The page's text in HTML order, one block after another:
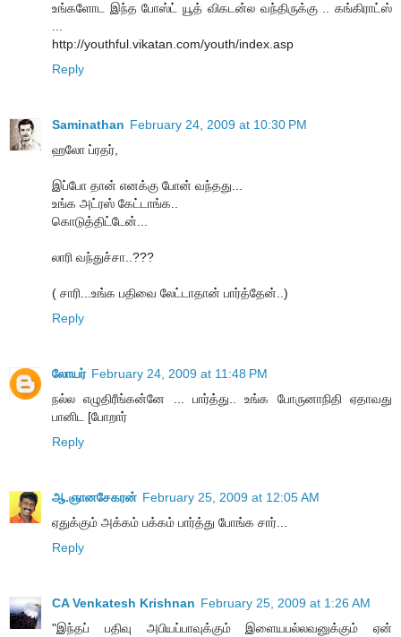
உங்களோட இந்த போஸ்ட் யூத் விகடன்ல வந்திருக்கு .. கங்கிராட்ஸ்
http://youthful.vikatan.com/youth/index.asp
Reply
Saminathan February 24, 2009 at 10:30 PM
ஹலோ ப்ரதர்,
இப்போ தான் எனக்கு போன் வந்தது...
உங்க அட்ரஸ் கேட்டாங்க..
கொடுத்திட்டேன்...
லாரி வந்துச்சா..???
( சாரி...உங்க பதிவை லேட்டாதான் பார்த்தேன்..)
Reply
லோயர் February 24, 2009 at 11:48 PM
நல்ல எழுதிரீங்கன்னே ... பார்த்து.. உங்க போருனாநிதி ஏதாவது
பானிட [போறார்
Reply
ஆ.ஞானசேகரன் February 25, 2009 at 12:05 AM
ஏதுக்கும் அக்கம் பக்கம் பார்த்து போங்க சார்...
Reply
CA Venkatesh Krishnan February 25, 2009 at 1:26 AM
"இந்தப் பதிவு அபியப்பாவுக்கும் இளையபல்லவனுக்கும் ஏன்